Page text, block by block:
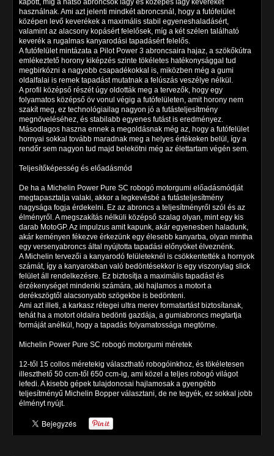
kapott, míg a hátsó abroncsok lágy és közepes lágy keveréket
használnak. Ami azt jelenti mindkét abroncsnál, hogy a futófelület
középen levő keverékek a maximális stabil egyeneshaladásért,
valamint az alacsony kopásért felelősek, míg a két szélen található
keverék a rugalmas kanyarodási tapadásért felelős.
A futófelület mintázata a Pilot Power 3 abroncsaira hajaz, a szökőkútra
emlékeztető horony kiképzés szinte tökéletes hatékonysággal tud
megbirkózni a nagyobb csapadékokkal is, miközben még a gumi
oldalfalai is remek tapadást mutatnak a felúszás veszélye nélkül.
A profil középső részét úgy oldották meg a tervezők, hogy egy
folyamatos középső öv vonul végig a futófelületen, amit horony nem
szakít meg, ez technológiailag nagyon jó a futásteljesítmény
megnöveléséhez, és stabilabb egyenes futást is eredményez.
Másodlagos haszna ennek a megoldásnak még az, hogy a futófelület
hornyai sokkal tovább maradnak meg a helyes értékeken belül, így a
rendőr sem nagyon tud majd belekötni még az élettartam végén sem.
Teljesítőképesség és előadásmód
De ha a Michelin Power Pure SC robogó motorgumi előadásmódját
megtapasztalja valaki, akkor a legkevésbé a futásteljesítmény
nagysága fogja érdekelni. Ez az abroncs a teljesítményről szól és az
élményről. A megszakítás nélküli középső szalag olyan, mint egy kis
darab MotoGP. Az impulzus amit kapunk, akár egyenesben haladunk,
akár keményen fékezve érkezünk egy élesebb kanyarba, olyan mintha
egy versenyabroncs által nyújtotta tapadási előnyöket élveznénk.
A Michelin tervezői a kanyarodó felületeknél is csökkentették a hornyok
számát, így a kanyarokban való bedöntésekkor is egy viszonylag slick
felület áll rendelkezésre. Ez biztosítja a maximális tapadást és
érzékenységet mindenki számára, aki hajlamos a motort a
derékszögtől alacsonyabb szögekbe is bedönteni.
Ami azt illeti, a karkasz rétegei ultra merev formatartást biztosítanak,
tehát ha a motort oldalra bedönti gazdája, a gumiabroncs megtartja
formáját anélkül, hogy a tapadás folyamatossága megtörne.
Michelin Power Pure SC robogó motorgumi méretek
12-től 15 collos méretekig választható robogóinkhoz, és tökéletesen
illeszthető 50 ccm-től 650 ccm-ig, ami közel a teljes robogó világot
lefedi. A kisebb gépek tulajdonosai hajlamosak a gyengébb
teljesítményű Michelin Bopper választani, de ne tegyék, ez sokkal jobb
élményt nyújt.